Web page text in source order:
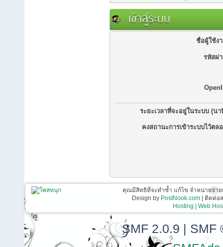
เข้าสู่ระบบ
ชื่อผู้ใช้ง
รหัสผ่
ระยะเวลาที่จะอยู่ในระบบ (นา
คงสถานะการเข้าระบบไว้ตล
คุณมีสิทธิที่จะทำซ้ำ แก้ไข จำหน่ายจ่า
Design by PostNook.com| ติดต่อส
Hosting | Web
SMF 2.0.9 | SMF